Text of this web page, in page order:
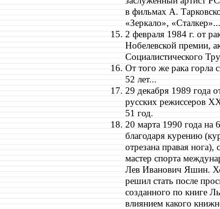
в фильмах А.
«Зеркало», «Сталкер»...
2 февраля 1984 г. от
Нобелевской премии,
Социалистического
От того же рака горла
52 лет...
29 декабря 1989 года
русских режиссеров
51 год.
20 марта 1990 года на
благодаря курению
отрезана правая нога),
мастер спорта
Лев Иванович Яшин.
решил стать после
созданного по книге
влиянием какого